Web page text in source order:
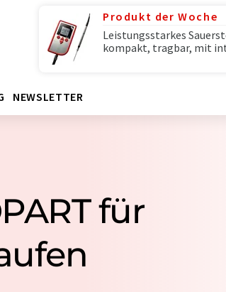
Produkt der Woche
Leistungsstarkes
kompakt, tragbar, mit
NEWSLETTER
für